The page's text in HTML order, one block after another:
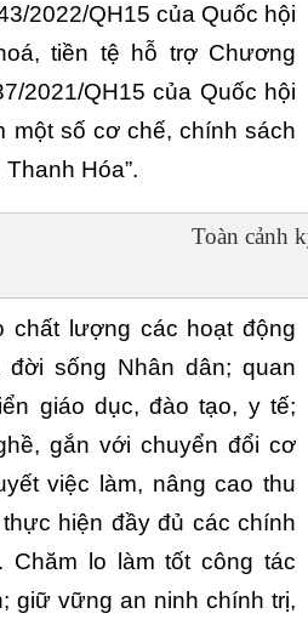
2022/QH15 của Quốc hội
tiền tệ hỗ trợ Chương
2021/QH15 của Quốc hội
một số cơ chế, chính sách
Hóa”.
chất lượng các hoạt động
sống Nhân dân; quan
giáo dục, đào tạo, y tế;
gắn với chuyển đổi cơ
việc làm, nâng cao thu
hiện đầy đủ các chính
Chăm lo làm tốt công tác
giữ vững an ninh chính trị,